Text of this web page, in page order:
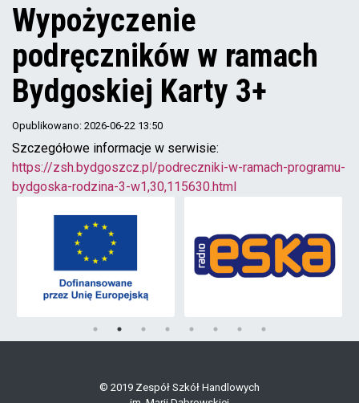
Wypożyczenie
podręczników w ramach
Bydgoskiej Karty 3+
Opublikowano: 2026-06-22 13:50
Szczegółowe informacje w serwisie:
https://zsh.bydgoszcz.pl/podreczniki-w-ramach-programu-
bydgoska-rodzina-3-w1,30,115630.html
© 2019 Zespół Szkół Handlowych